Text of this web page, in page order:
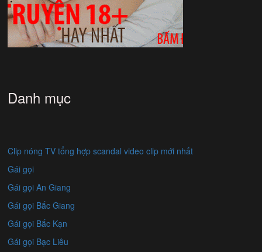
Danh mục
Clip nóng TV tổng hợp scandal video clip mới nhất
Gái gọi
Gái gọi An Giang
Gái gọi Bắc Giang
Gái gọi Bắc Kạn
Gái gọi Bạc Liêu